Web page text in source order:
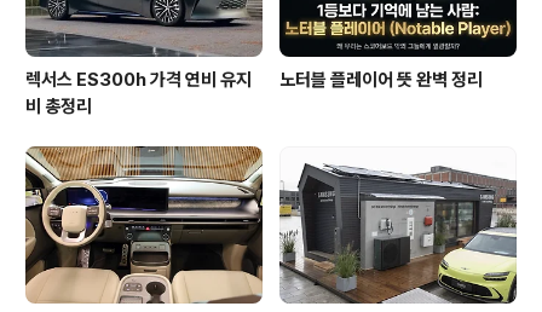
렉서스 ES300h 가격 연비 유지
비 총정리
노터블 플레이어 뜻 완벽 정리